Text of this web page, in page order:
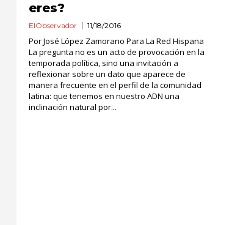
eres?
ElObservador 11/18/2016
Por José López Zamorano Para La Red Hispana
La pregunta no es un acto de provocación en la
temporada política, sino una invitación a
reflexionar sobre un dato que aparece de
manera frecuente en el perfil de la comunidad
latina: que tenemos en nuestro ADN una
inclinación natural por...